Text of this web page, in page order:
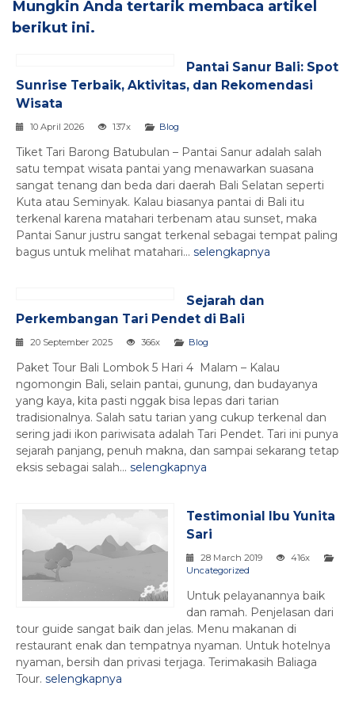
Mungkin Anda tertarik membaca artikel
berikut ini.
Pantai Sanur Bali: Spot
Sunrise Terbaik, Aktivitas, dan Rekomendasi
Wisata
10 April 2026 137x Blog
Tiket Tari Barong Batubulan – Pantai Sanur adalah salah
satu tempat wisata pantai yang menawarkan suasana
sangat tenang dan beda dari daerah Bali Selatan seperti
Kuta atau Seminyak. Kalau biasanya pantai di Bali itu
terkenal karena matahari terbenam atau sunset, maka
Pantai Sanur justru sangat terkenal sebagai tempat paling
bagus untuk melihat matahari... selengkapnya
Sejarah dan
Perkembangan Tari Pendet di Bali
20 September 2025 366x Blog
Paket Tour Bali Lombok 5 Hari 4 Malam – Kalau
ngomongin Bali, selain pantai, gunung, dan budayanya
yang kaya, kita pasti nggak bisa lepas dari tarian
tradisionalnya. Salah satu tarian yang cukup terkenal dan
sering jadi ikon pariwisata adalah Tari Pendet. Tari ini punya
sejarah panjang, penuh makna, dan sampai sekarang tetap
eksis sebagai salah... selengkapnya
Testimonial Ibu Yunita
Sari
28 March 2019
416x
Uncategorized
Untuk pelayanannya baik
dan ramah. Penjelasan dari
tour guide sangat baik dan jelas. Menu makanan di
restaurant enak dan tempatnya nyaman. Untuk hotelnya
nyaman, bersih dan privasi terjaga. Terimakasih Baliaga
Tour. selengkapnya